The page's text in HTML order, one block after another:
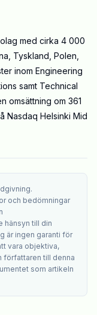
med cirka 4 000
Tyskland, Polen,
inom Engineering
samt Technical
omsättning om 361
Nasdaq Helsinki Mid
och bedömningar
hänsyn till din
är ingen garanti för
vara objektiva,
författaren till denna
som artikeln